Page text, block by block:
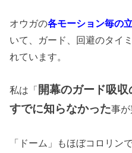
オウガの各モーション毎の
いて、ガード、回避のタイ
れています。
私は「 開幕のガード吸
すでに知らなかった事
「ドーム」もほぼコロリン